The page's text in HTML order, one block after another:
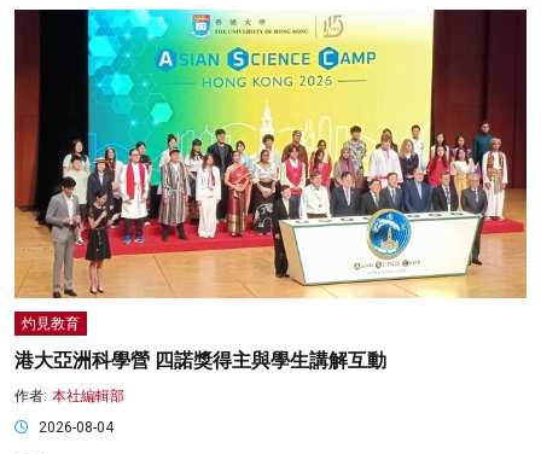
灼見教育
港大亞洲科學營 四諾獎得主與學生講解互動
作者: 本社編輯部
2026-08-04